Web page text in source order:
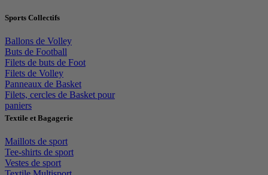
Sports Collectifs
Ballons de Volley
Buts de Football
Filets de buts de Foot
Filets de Volley
Panneaux de Basket
Filets, cercles de Basket pour
paniers
Textile et Bagagerie
Maillots de sport
Tee-shirts de sport
Vestes de sport